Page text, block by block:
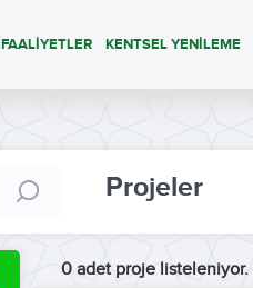
FAALİYETLER KENTSEL YENİLEME
Projeler
0 adet proje listeleniyor.